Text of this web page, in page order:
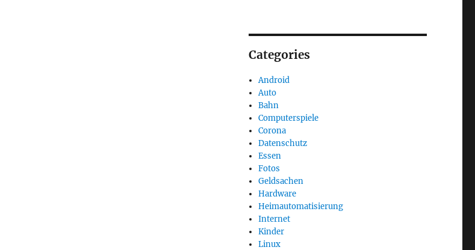
Categories
Android
Auto
Bahn
Computerspiele
Corona
Datenschutz
Essen
Fotos
Geldsachen
Hardware
Heimautomatisierung
Internet
Kinder
Linux